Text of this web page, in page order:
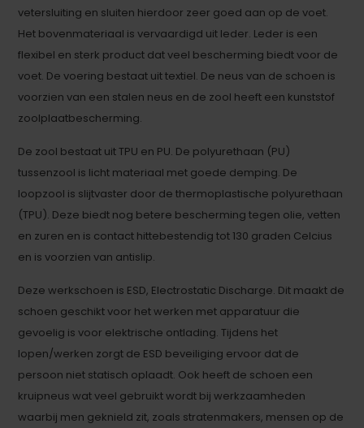
vetersluiting en sluiten hierdoor zeer goed aan op de voet.
Het bovenmateriaal is vervaardigd uit leder. Leder is een
flexibel en sterk product dat veel bescherming biedt voor de
voet. De voering bestaat uit textiel. De neus van de schoen is
voorzien van een stalen neus en de zool heeft een kunststof
zoolplaatbescherming.
De zool bestaat uit TPU en PU. De polyurethaan (PU)
tussenzool is licht materiaal met goede demping. De
loopzool is slijtvaster door de thermoplastische polyurethaan
(TPU). Deze biedt nog betere bescherming tegen olie, vetten
en zuren en is contact hittebestendig tot 130 graden Celcius
en is voorzien van antislip.
Deze werkschoen is ESD, Electrostatic Discharge. Dit maakt de
schoen geschikt voor het werken met apparatuur die
gevoelig is voor elektrische ontlading. Tijdens het
lopen/werken zorgt de ESD beveiliging ervoor dat de
persoon niet statisch oplaadt. Ook heeft de schoen een
kruipneus wat veel gebruikt wordt bij werkzaamheden
waarbij men geknield zit, zoals stratenmakers, mensen op de